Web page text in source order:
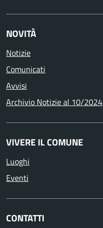
NOVITÀ
Notizie
Comunicati
Avvisi
Archivio Notizie al 10/2024
VIVERE IL COMUNE
Luoghi
Eventi
CONTATTI